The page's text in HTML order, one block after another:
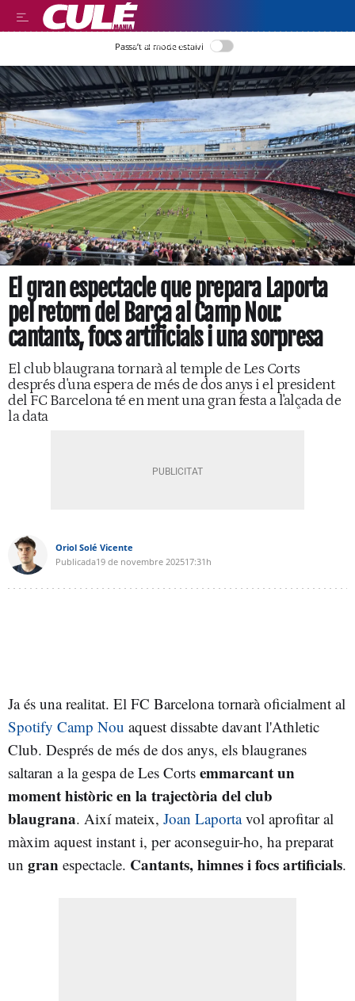
LLEGIR EN CATALÀ
Passa’t al mode estalvi
El gran espectacle que prepara Laporta
pel retorn del Barça al Camp Nou:
cantants, focs artificials i una sorpresa
El club blaugrana tornarà al temple de Les Corts
després d'una espera de més de dos anys i el president
del FC Barcelona té en ment una gran festa a l'alçada de
la data
Oriol Solé Vicente
Publicada19 de novembre 202517:31h
Ja és una realitat. El FC Barcelona tornarà oficialment al
Spotify Camp Nou aquest dissabte davant l'Athletic
Club. Després de més de dos anys, els blaugranes
saltaran a la gespa de Les Corts emmarcant un
moment històric en la trajectòria del club
blaugrana. Així mateix, Joan Laportavol aprofitar al
màxim aquest instant i, per aconseguir-ho, ha preparat
un gran espectacle. Cantants, himnes i focs artificials.